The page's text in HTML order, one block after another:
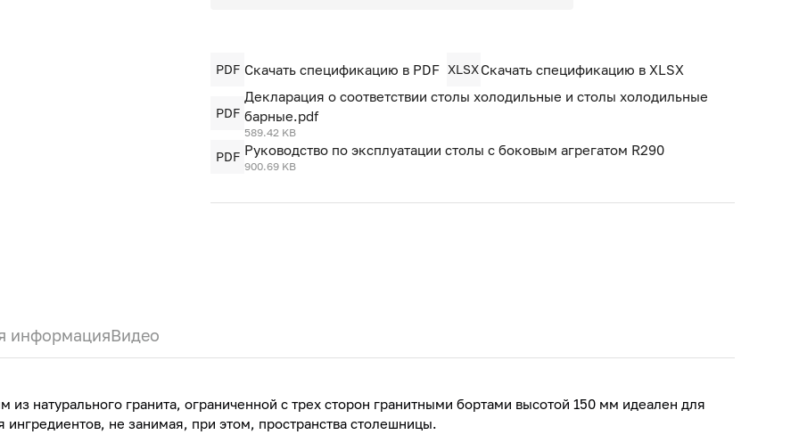
PDF Скачать спецификацию в PDF XLSXСкачать спецификацию в XLSX
PDF
Декларация о соответствии столы холодильные и столы холодильные
барные.pdf
589.42 KB
PDF Руководство по эксплуатации столы с боковым агрегатом R290
900.69 KB
информацияВидео
натурального гранита, ограниченной с трех сторон гранитными бортами высотой 150 мм идеален для
не занимая, при этом, пространства столешницы.